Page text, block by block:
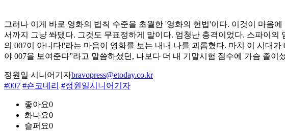
그러나 이게 바로 영화의 법칙 수준을 초월한 '영화의 헌법'이다. 이것이 마음
서까지 그냥 쏴댔다. 그것도 무표정하게 말이다. 엄청난 충격이었다. 스파이
의 007이 아니다!'라는 마음이 영화를 보는 내내 나를 괴롭혔다. 마치 이 시대
야 007을 보여준다”라고 말씀하셨던, 나보다 더 내 기말시험 점수에 가슴 졸
정원일 시니어기자bravopress@etoday.co.kr
#007 #숀코네리 #정원일시니어기자
좋아요0
화나요0
슬퍼요0